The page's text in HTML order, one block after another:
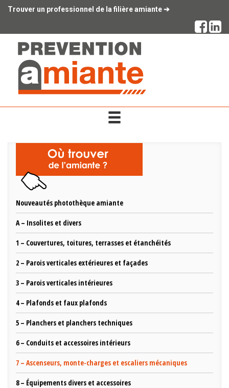
Trouver un professionnel de la filière amiante ➔
Nouveautés photothèque amiante
A – Insolites et divers
1 – Couvertures, toitures, terrasses et étanchéités
2 – Parois verticales extérieures et façades
3 – Parois verticales intérieures
4 – Plafonds et faux plafonds
5 – Planchers et planchers techniques
6 – Conduits et accessoires intérieurs
7 – Ascenseurs, monte-charges et escaliers mécaniques
8 – Équipements divers et accessoires
Panneau de gestion des cookies